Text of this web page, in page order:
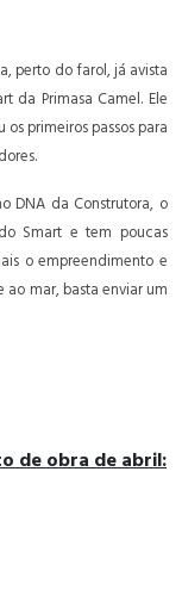
perto do farol, já avista
da Primasa Camel. Ele
primeiros passos para
DNA da Construtora, o
Smart e tem poucas
o empreendimento e
mar, basta enviar um
de obra de abril: